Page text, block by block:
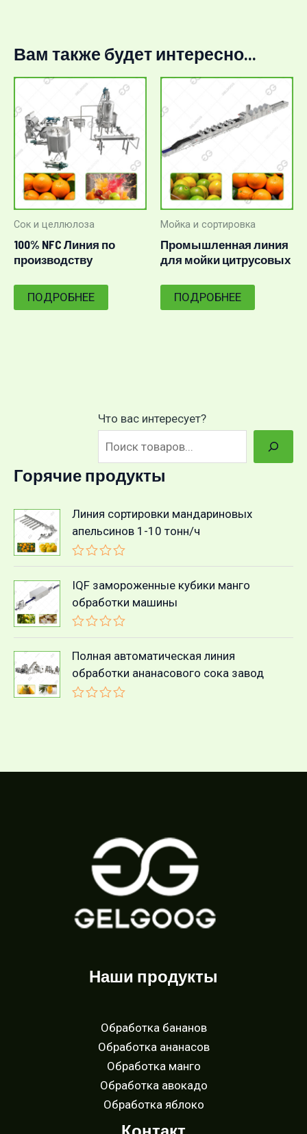
Вам также будет интересно...
Сок и целлюлоза
100% NFC Линия по
производству
ПОДРОБНЕЕ
Мойка и сортировка
Промышленная линия
для мойки цитрусовых
отходов
ПОДРОБНЕЕ
Что вас интересует?
Горячие продукты
Линия сортировки мандариновых
апельсинов 1-10 тонн/ч
О
ц
е
н
к
а
0
и
з
5
IQF замороженные кубики манго
обработки машины
О
ц
е
н
к
а
Полная автоматическая линия
обработки ананасового сока завод
Наши продукты
Обработка бананов
Обработка ананасов
Обработка манго
Обработка авокадо
Обработка яблокo